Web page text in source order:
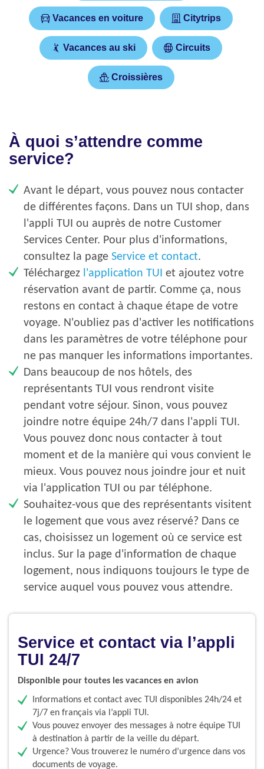
Vacances en voiture Citytrips
Vacances au ski Circuits
Croissières
À quoi s’attendre comme
service?
Avant le départ, vous pouvez nous contacter
de différentes façons. Dans un TUI shop, dans
l'appli TUI ou auprès de notre Customer
Services Center. Pour plus d'informations,
consultez la page Service et contact.
Téléchargez l'application TUI et ajoutez votre
réservation avant de partir. Comme ça, nous
restons en contact à chaque étape de votre
voyage. N'oubliez pas d'activer les notifications
dans les paramètres de votre téléphone pour
ne pas manquer les informations importantes.
Dans beaucoup de nos hôtels, des
représentants TUI vous rendront visite
pendant votre séjour. Sinon, vous pouvez
joindre notre équipe 24h/7 dans l'appli TUI.
Vous pouvez donc nous contacter à tout
moment et de la manière qui vous convient le
mieux. Vous pouvez nous joindre jour et nuit
via l'application TUI ou par téléphone.
Souhaitez-vous que des représentants visitent
le logement que vous avez réservé? Dans ce
cas, choisissez un logement où ce service est
inclus. Sur la page d'information de chaque
logement, nous indiquons toujours le type de
service auquel vous pouvez vous attendre.
Service et contact via l’appli
TUI 24/7
Disponible pour toutes les vacances en avion
Informations et contact avec TUI disponibles 24h/24 et
7j/7 en français via l’appli TUI.
Vous pouvez envoyer des messages à notre équipe TUI
à destination à partir de la veille du départ.
Urgence? Vous trouverez le numéro d’urgence dans vos
documents de voyage.